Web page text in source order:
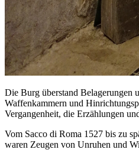
Die Burg überstand Belagerungen
Waffenkammern und
Vergangenheit, die Erzählungen
Vom Sacco di Roma 1527 bis zu
waren Zeugen von Unruhen und